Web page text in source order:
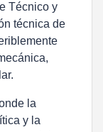
Técnico y
técnica de
la
y la